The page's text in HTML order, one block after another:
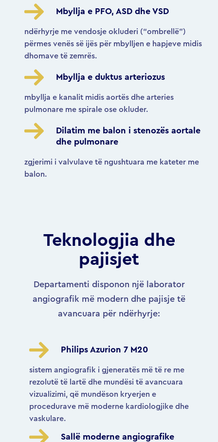
Mbyllja e PFO, ASD dhe VSD
ndërhyrje me vendosje okluderi (“ombrellë”)
përmes venës së ijës për mbylljen e hapjeve midis
dhomave të zemrës.
Mbyllja e duktus arteriozus
mbyllja e kanalit midis aortës dhe arteries
pulmonare me spirale ose okluder.
Dilatim me balon i stenozës aortale
dhe pulmonare
zgjerimi i valvulave të ngushtuara me kateter me
balon.
Teknologjia dhe
pajisjet
Departamenti disponon një laborator
angiografik më modern dhe pajisje të
avancuara për ndërhyrje:
Philips Azurion 7 M20
sistem angiografik i gjeneratës më të re me
rezolutë të lartë dhe mundësi të avancuara
vizualizimi, që mundëson kryerjen e
procedurave më moderne kardiologjike dhe
vaskulare.
Sallë moderne angiografike